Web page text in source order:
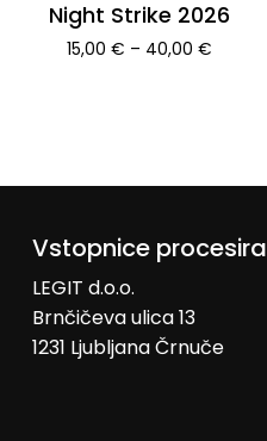
Night Strike 2026
15,00€ – 40,00€
Vstopnice procesira
LEGIT d.o.o.
Brnčičeva ulica 13
1231 Ljubljana Črnuče